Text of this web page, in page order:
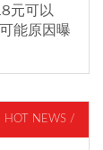
元可以
能原因曝
HOT NEWS /